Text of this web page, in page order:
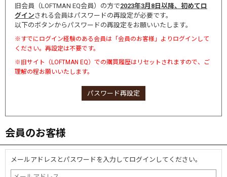
旧会員（LOFTMAN EQ会員）の方で2023年3月8日以降、初めてロ
グインされる会員はパスワードの再設定が必要です。
以下のボタンからパスワードの再設定をお願いいたします。
※すでにログイン経験のある会員は「会員のお客様」よりログインして
ください。再設定は不要です。
※旧サイト（LOFTMAN EQ）での購買履歴はリセットされますので、ご
理解の程お願いいたします。
パスワード再設定
会員のお客様
メールアドレスとパスワードを入力してログインしてください。